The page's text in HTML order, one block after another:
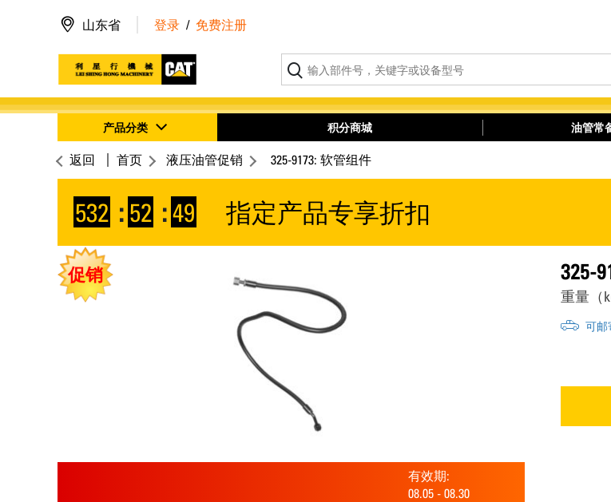
山东省 登录 / 免费注册
产品分类 积分商城 油管常
返回 首页 液压油管促销 325-9173: 软管组件
532 : 52 :48 指定产品专享折扣
促销
有效期:
08.05 - 08.30
325-
重量（
可邮